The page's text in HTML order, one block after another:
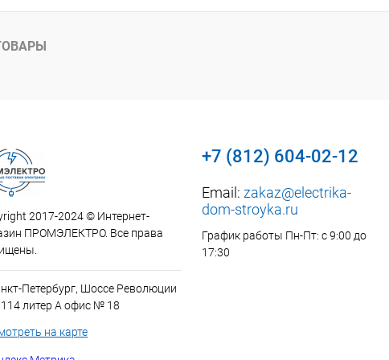
2017-2024 © Интернет-
ПРОМЭЛЕКТРО. Все права
Петербург, Шоссе Революции
литер А офис № 18
на карте
+7 (812) 604-02-12
Email: zakaz@electrika-
dom-stroyka.ru
График работы Пн-Пт: с 9:00 до
17:30